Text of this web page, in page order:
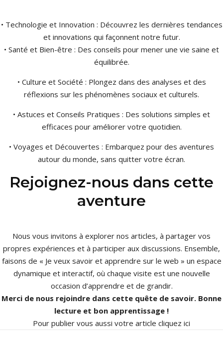
• Technologie et Innovation : Découvrez les dernières tendances
et innovations qui façonnent notre futur.
• Santé et Bien-être : Des conseils pour mener une vie saine et
équilibrée.
• Culture et Société : Plongez dans des analyses et des
réflexions sur les phénomènes sociaux et culturels.
• Astuces et Conseils Pratiques : Des solutions simples et
efficaces pour améliorer votre quotidien.
• Voyages et Découvertes : Embarquez pour des aventures
autour du monde, sans quitter votre écran.
Rejoignez-nous dans cette
aventure
Nous vous invitons à explorer nos articles, à partager vos
propres expériences et à participer aux discussions. Ensemble,
faisons de « Je veux savoir et apprendre sur le web » un espace
dynamique et interactif, où chaque visite est une nouvelle
occasion d’apprendre et de grandir.
Merci de nous rejoindre dans cette quête de savoir. Bonne
lecture et bon apprentissage !
Pour publier vous aussi votre article cliquez ici